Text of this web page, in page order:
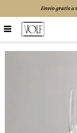
